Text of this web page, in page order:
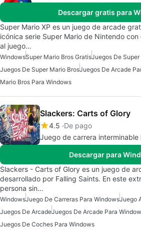
Descargar gratis para
Super Mario XP es un juego de arcade
icónica serie Super Mario de Nintendo
al juego…
WindowsSuper Mario Bros GratisJuegos De
Juegos De Super Mario BrosJuegos De Arcade
Mario Bros Para Windows
Slackers: Carts of Glory
4.5 De pago
Juego de carrera
Descargar para
Slackers - Carts of Glory es un juego de
desarrollado por Falling Saints. En este
persona sin…
WindowsJuego De Carreras Para WindowsJuego
Juegos De ArcadeJuegos De Arcade Para
Juegos De Coches Para Windows